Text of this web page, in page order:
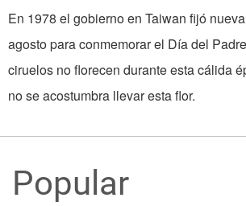
En 1978 el gobierno en Taiwan fijó
agosto para conmemorar el Día del
ciruelos no florecen durante esta cálida
no se acostumbra llevar esta flor.
Popular